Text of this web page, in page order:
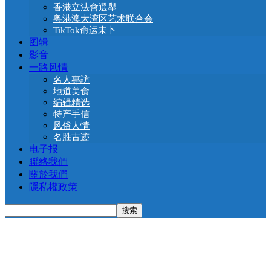
香港立法會選舉
粤港澳大湾区艺术联合会
TikTok命运未卜
图辑
影音
一路风情
名人專訪
地道美食
编辑精选
特产手信
风俗人情
名胜古迹
电子报
聯絡我們
關於我們
隱私權政策